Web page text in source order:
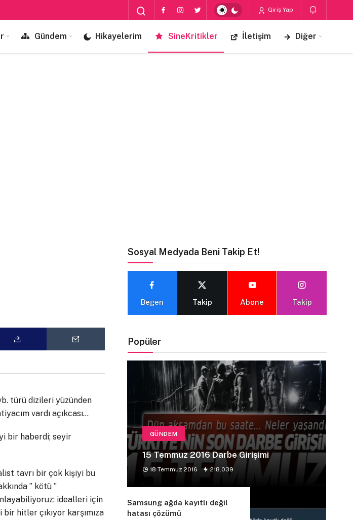
Giriş Yap
Gündem Hikayelerim SineKritikler İletişim Diğer
türü dizileri yüzünden
vardı açıkcası…
bir haberdi; seyir
tavrı bir çok kişiyi bu
” kötü ”
idealleri için
hitler çıkıyor karşımıza
Sosyal Medyada Beni Takip Et!
Beğen Takip Abone Takip
Popüler
GÜNDEM
15 Temmuz 2016 Darbe Girişimi
18 Temmuz 2016 218.039
Samsung ağda kayıtlı değil
hatası çözümü